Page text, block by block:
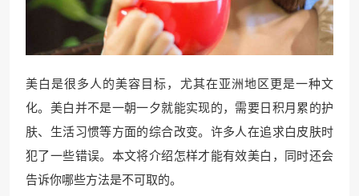
美白是很多人的美容目标，尤其在亚洲地区更是一种文
化。美白并不是一朝一夕就能实现的，需要日积月累的护
肤、生活习惯等方面的综合改变。许多人在追求白皮肤时
犯了一些错误。本文将介绍怎样才能有效美白，同时还会
告诉你哪些方法是不可取的。